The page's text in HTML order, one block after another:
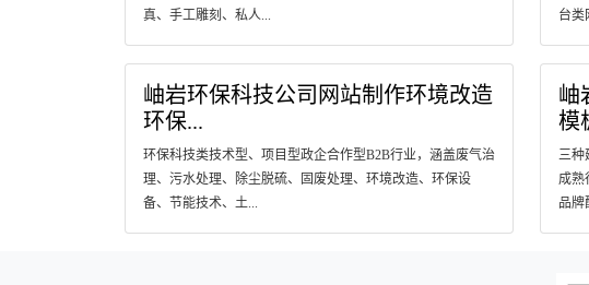
真、手工雕刻、私人...
台类
岫岩环保科技公司网站制作环境改造
环保...
环保科技类技术型、项目型政企合作型B2B行业，涵盖废气治
理、污水处理、除尘脱硫、固废处理、环境改造、环保设
备、节能技术、土...
岫
模
三种
成熟
品牌